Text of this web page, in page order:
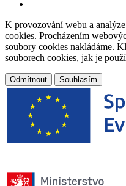
K provozování webu a
cookies. Procházením
soubory cookies nakládáme.
souborech cookies, jak je
Odmítnout Souhlasím